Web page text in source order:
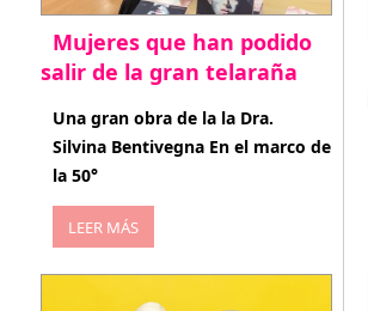
Mujeres que han podido
salir de la gran telaraña
abril 29, 2026
Una gran obra de la la Dra.
Silvina Bentivegna En el marco de
la 50°
LEER MÁS